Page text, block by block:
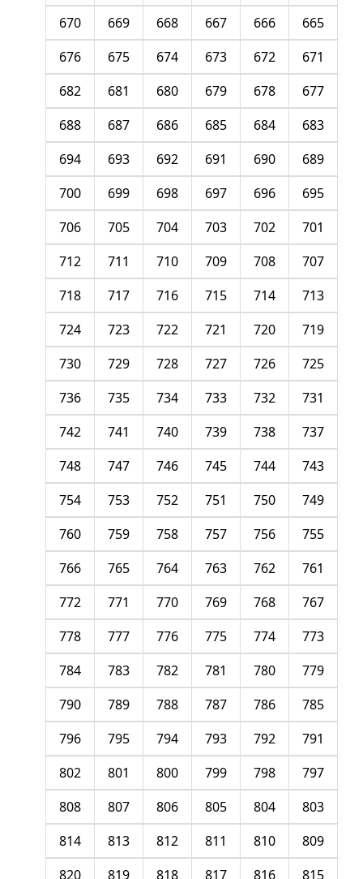
665
666
667
668
669
670
671
672
673
674
675
676
677
678
679
680
681
682
683
684
685
686
687
688
689
690
691
692
693
694
695
696
697
698
699
700
701
702
703
704
705
706
707
708
709
710
711
712
713
714
715
716
717
718
719
720
721
722
723
724
725
726
727
728
729
730
731
732
733
734
735
736
737
738
739
740
741
742
743
744
745
746
747
748
749
750
751
752
753
754
755
756
757
758
759
760
761
762
763
764
765
766
767
768
769
770
771
772
773
774
775
776
777
778
779
780
781
782
783
784
785
786
787
788
789
790
791
792
793
794
795
796
797
798
799
800
801
802
803
804
805
806
807
808
809
810
811
812
813
814
815
816
817
818
819
820